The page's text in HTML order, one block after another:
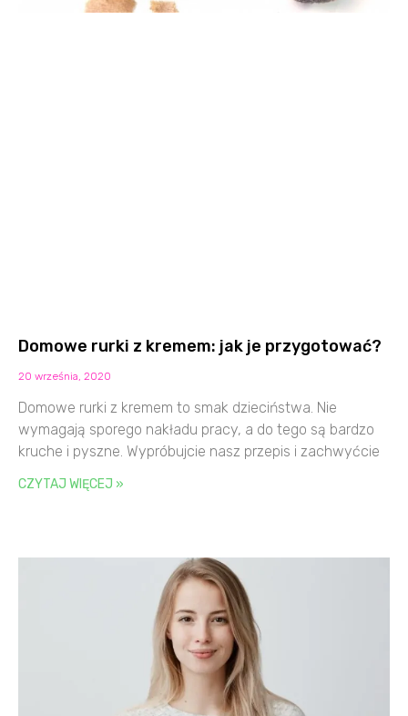
Domowe rurki z kremem: jak je przygotować?
20 września, 2020
Domowe rurki z kremem to smak dzieciństwa. Nie
wymagają sporego nakładu pracy, a do tego są bardzo
kruche i pyszne. Wypróbujcie nasz przepis i zachwyćcie
CZYTAJ WIĘCEJ »